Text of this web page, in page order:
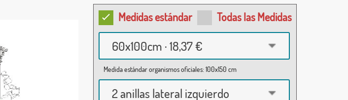
Medidas estándar Todas las Medidas
60x100cm · 18,37 €
Medida estándar organismos oficiales: 100x150 cm
2 anillas lateral izquierdo